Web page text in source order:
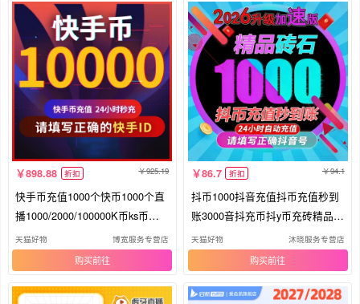
898.88 折扣 925.19
快手币充值1000个快币1000个直
播1000/2000/100000K币ks币秒
到账
天猫好物 博宽服务专营店
购买
86.7 折扣 94.1
抖币1000抖音充值抖币充值秒到
账3000音抖充币抖y币充砖精品钻
石
天猫好物 沐晓服务专营店
购买